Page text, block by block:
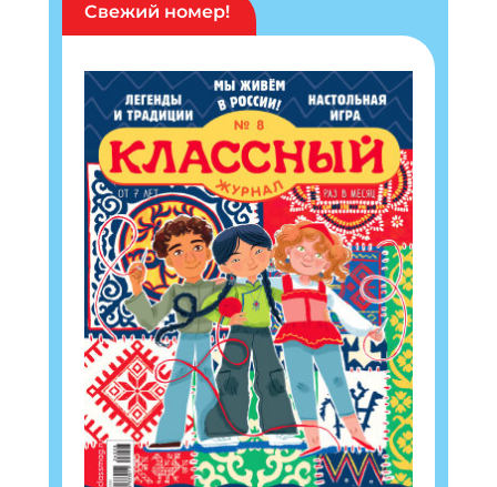
Свежий номер!